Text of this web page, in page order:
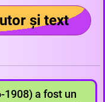
și text
a fost un